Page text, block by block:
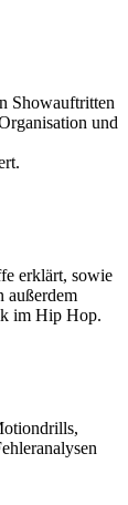
Showauftritten
und
erklärt, sowie
außerdem
im Hip Hop.